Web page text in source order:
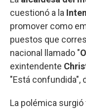
cuestionó a la
promover como
puestos que
nacional llamado "
exintendente
"Está confundida",
La polémica